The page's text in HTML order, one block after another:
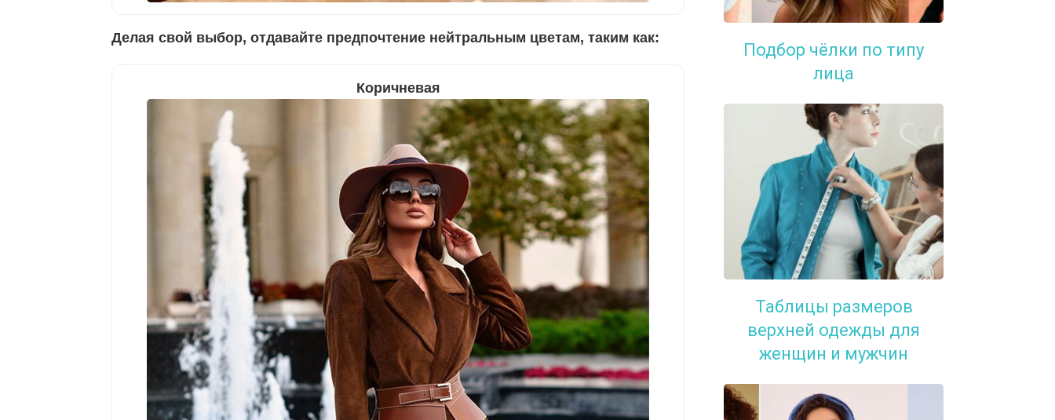
Делая свой выбор, отдавайте предпочтение нейтральным цветам, таким как:
Коричневая
Подбор чёлки по типу
лица
Таблицы размеров
верхней одежды для
женщин и мужчин